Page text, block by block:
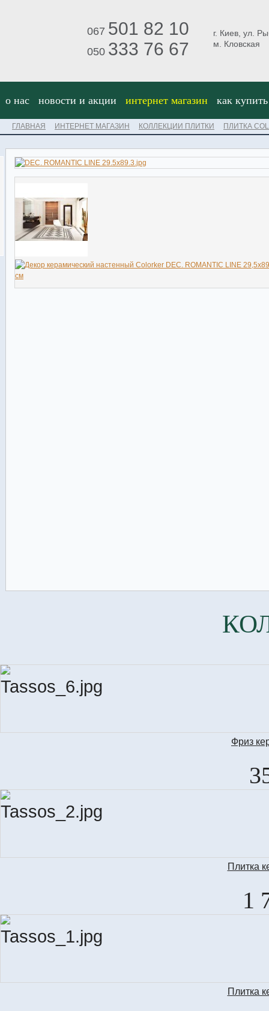
067 501 82 10
050 333 76 67
г. Киев, ул.
м. Кловская
о нас новости и акции интернет магазин как купить
ГЛАВНАЯ ИНТЕРНЕТ МАГАЗИН КОЛЛЕКЦИИ ПЛИТКИ ПЛИТКА
Фриз
Плитка
1
Плитка